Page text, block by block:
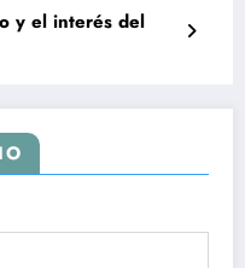
y el interés del